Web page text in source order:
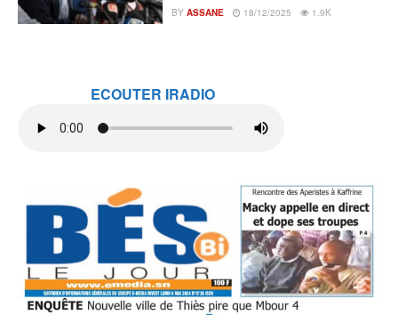
BY ASSANE 18/12/2025 1.9K
ECOUTER IRADIO